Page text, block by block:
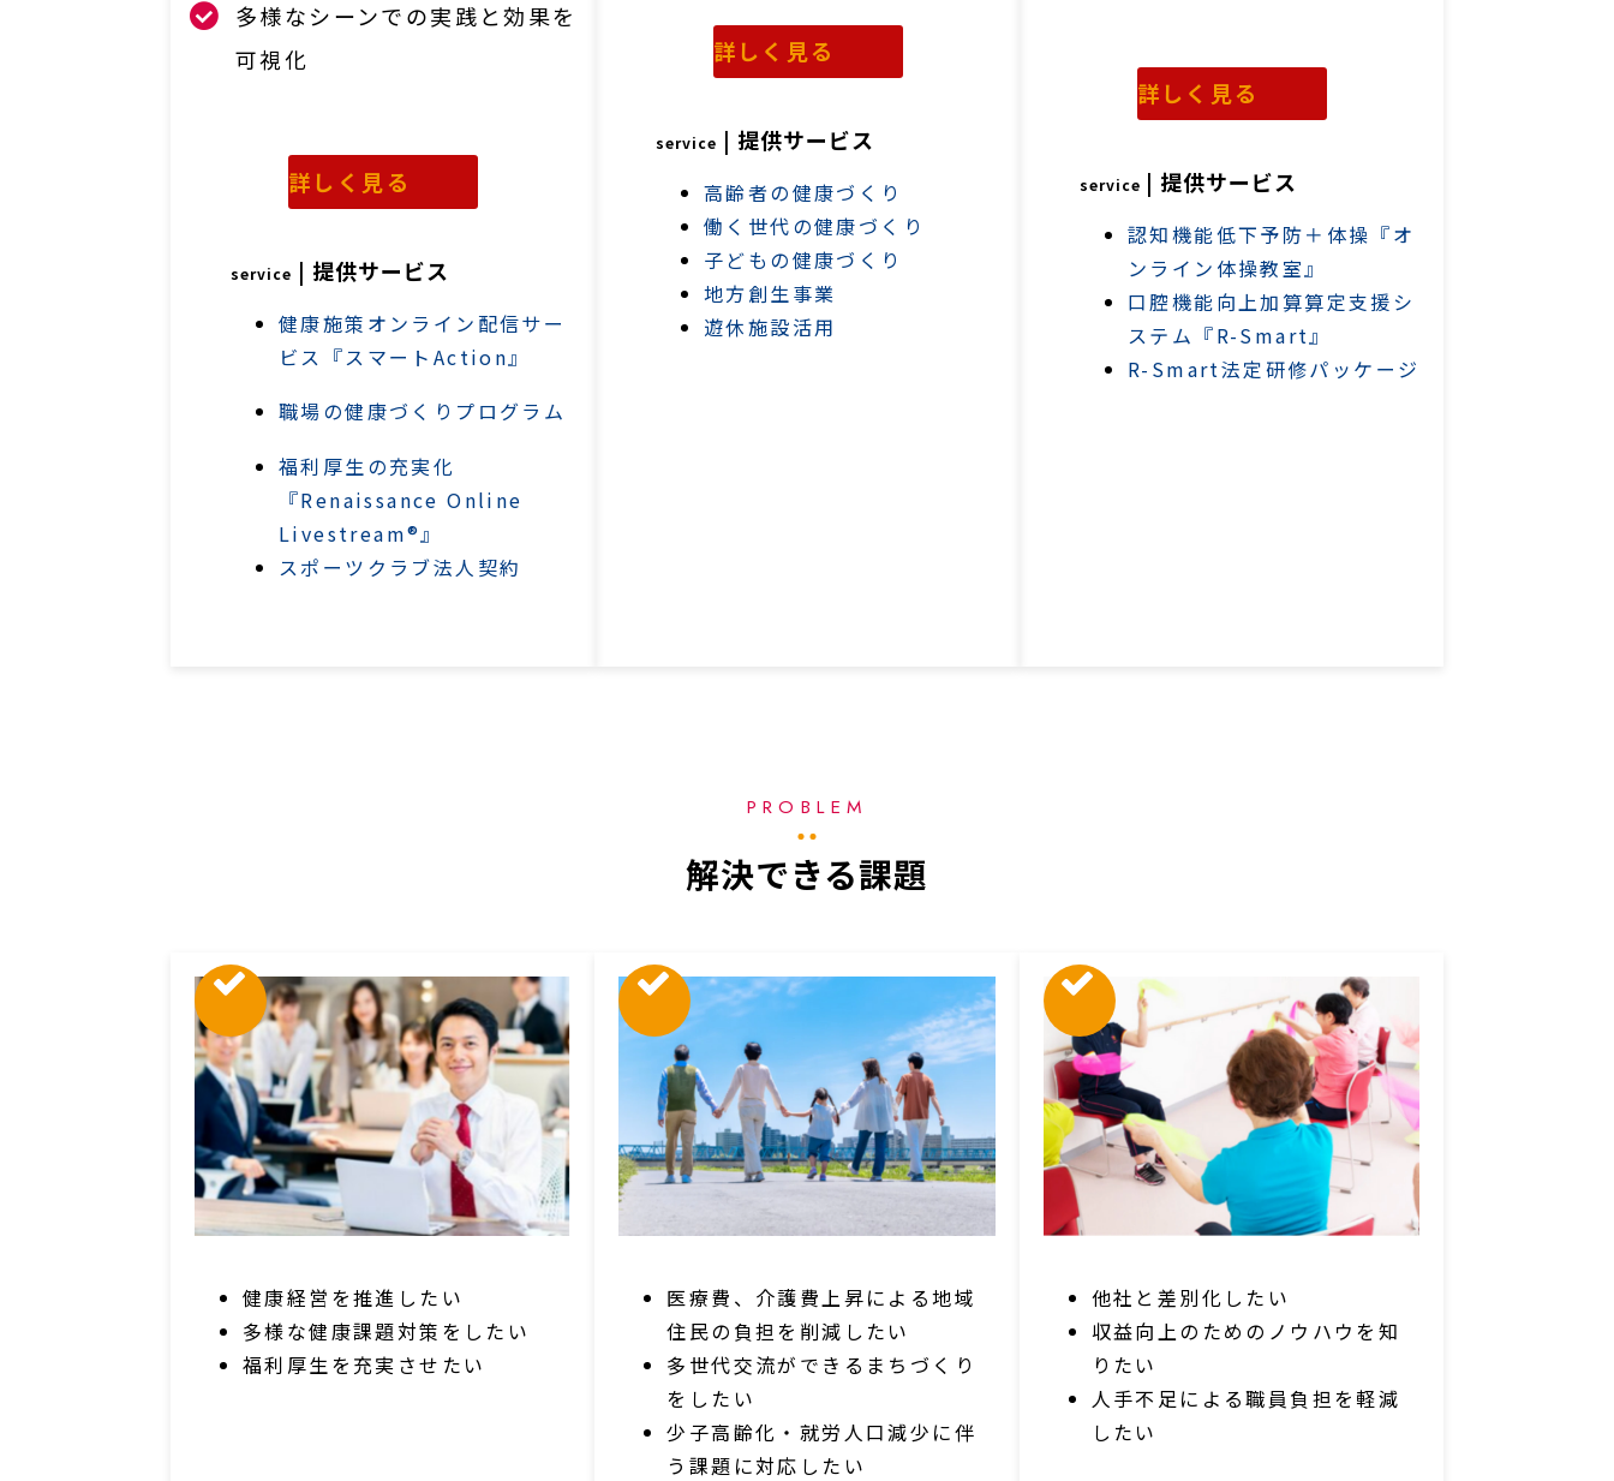
多様なシーンでの実践と効果を
可視化
詳しく見る
service | 提供サービス
健康施策オンライン配信サー
ビス『スマートAction』
職場の健康づくりプログラム
福利厚生の充実化
『Renaissance Online
Livestream®』
スポーツクラブ法人契約
詳しく見る
service | 提供サービス
高齢者の健康づくり
働く世代の健康づくり
子どもの健康づくり
地方創生事業
遊休施設活用
詳しく見る
service | 提供サービス
認知機能低下予防＋体操『オ
ンライン体操教室』
口腔機能向上加算算定支援シ
ステム『R-Smart』
R-Smart法定研修パッケージ
PROBLEM
解決できる課題
健康経営を推進したい
多様な健康課題対策をしたい
福利厚生を充実させたい
医療費、介護費上昇による地域
住民の負担を削減したい
多世代交流ができるまちづくり
をしたい
少子高齢化・就労人口減少に伴
う課題に対応したい
他社と差別化したい
収益向上のためのノウハウを知
りたい
人手不足による職員負担を軽減
したい